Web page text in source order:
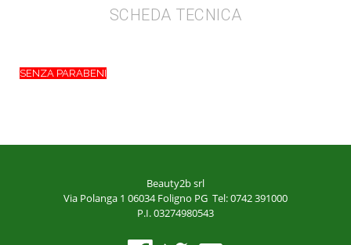
SCHEDA TECNICA
SENZA PARABENI
Beauty2b srl
Via Polanga 1 06034 Foligno PG Tel: 0742 391000
P.I. 03274980543